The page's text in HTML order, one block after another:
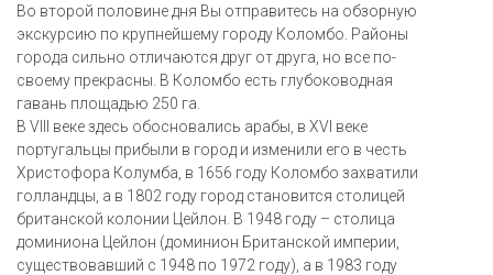
Во второй половине дня Вы отправитесь на обзорную
экскурсию по крупнейшему городу Коломбо. Районы
города сильно отличаются друг от друга, но все по-
своему прекрасны. В Коломбо есть глубоководная
гавань площадью 250 га.
​В VIII веке здесь обосновались арабы, в XVI веке
португальцы прибыли в город и изменили его в честь
Христофора Колумба, в 1656 году Коломбо захватили
голландцы, а в 1802 году город становится столицей
британской колонии Цейлон. В 1948 году – столица
доминиона Цейлон (доминион Британской империи,
существовавший с 1948 по 1972 году), а в 1983 году